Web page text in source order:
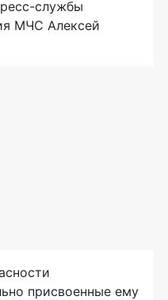
службы
МЧС Алексей
присвоенные ему